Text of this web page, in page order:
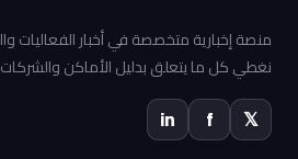
منصة إخبارية متخصصة في أخبار الفعاليات
نغطي كل ما يتعلق بدليل الأماكن
𝕏
f
in